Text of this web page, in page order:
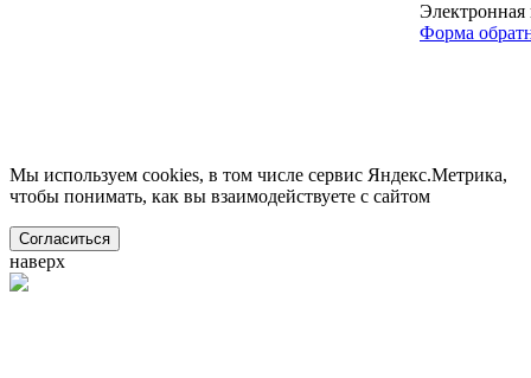
Форма
Мы используем cookies, в том числе сервис Яндекс.Метрика,
чтобы понимать, как вы взаимодействуете с сайтом
Согласиться
наверх